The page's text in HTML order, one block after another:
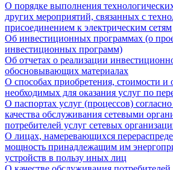
О порядке выполнения
других мероприятий, связанных с
присоединением к электрическим сетям
Об инвестиционных программах (о
инвестиционных программ)
Об отчетах о реализации
обосновывающих материалах
О способах приобретения, стоимости и
необходимых для оказания услуг по
О паспортах услуг (процессов)
качества обслуживания сетевыми
потребителей услуг сетевых
О лицах, намеревающихся
мощность принадлежащим им
устройств в пользу иных лиц